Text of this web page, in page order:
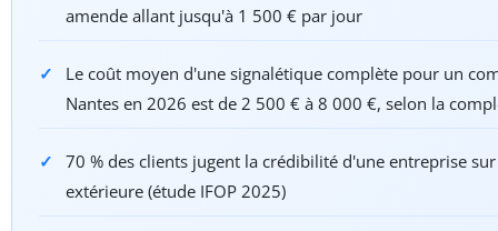
amende allant jusqu'à 1 500 € par jour
Le coût moyen d'une signalétique complète pour un
Nantes en 2026 est de 2 500 € à 8 000 €, selon la
70 % des clients jugent la crédibilité d'une entreprise
extérieure (étude IFOP 2025)